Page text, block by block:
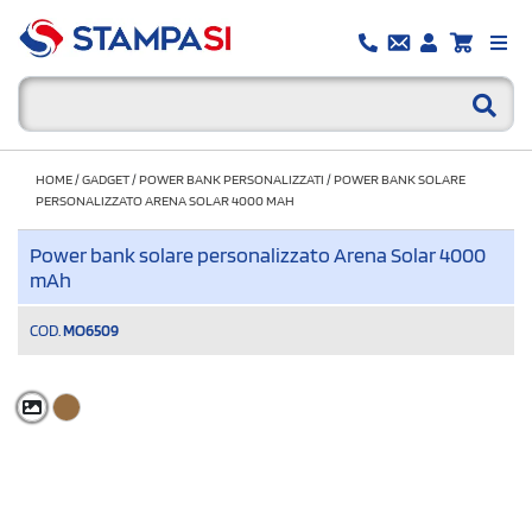
HOME/GADGET/POWER BANK PERSONALIZZATI /POWER BANK SOLARE
PERSONALIZZATO ARENA SOLAR 4000 MAH
Power bank solare personalizzato Arena Solar 4000
mAh
COD. MO6509